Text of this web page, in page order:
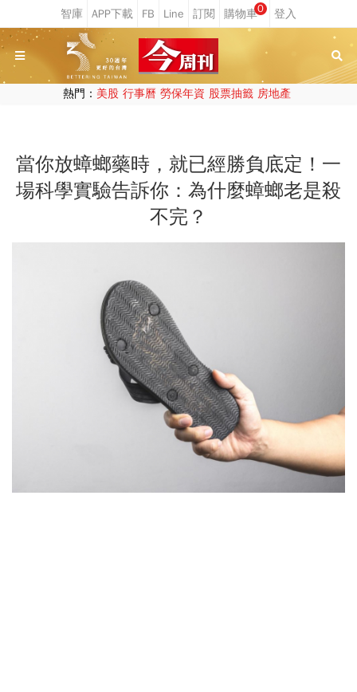
0
熱門： 美股 行事曆 勞保年資 股票抽籤 房地產
當你放蟑螂藥時，就已經勝負底定！一
場科學實驗告訴你：為什麼蟑螂老是殺
不完？